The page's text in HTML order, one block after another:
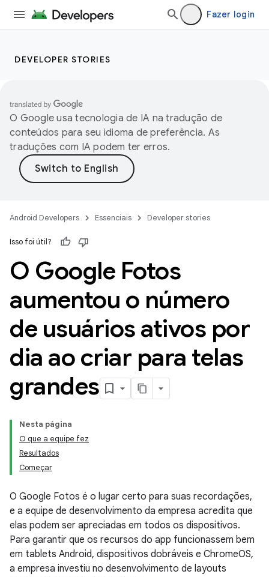
Fazer login
DEVELOPER STORIES
O Google usa tecnologia de IA na tradução de
conteúdos para seu idioma de preferência. As
traduções com IA podem ter erros.
Android Developers Essenciais Developer stories
Isso foi útil?
O Google Fotos
aumentou o número
de usuários ativos por
dia ao criar para telas
grandes
Nesta página
O que a equipe fez
Resultados
Começar
O Google Fotos é o lugar certo para suas recordações,
e a equipe de desenvolvimento da empresa acredita que
elas podem ser apreciadas em todos os dispositivos.
Para garantir que os recursos do app funcionassem bem
em tablets Android, dispositivos dobráveis e ChromeOS,
a empresa investiu no desenvolvimento de layouts